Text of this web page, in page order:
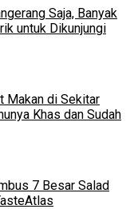
Saja, Banyak
untuk Dikunjungi
Makan di Sekitar
Khas dan Sudah
7 Besar Salad